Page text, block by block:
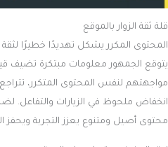
قلة ثقة الزوار بالموقع
المحتوى المكرر يشكل تهديدًا خطيرًا
يتوقع الجمهور معلومات مبتكرة تضيف
مواجهتهم لنفس المحتوى المتكرر،
انخفاض ملحوظ في الزيارات والتفاعل.
محتوى أصيل ومتنوع يعزز التجربة ويحفز